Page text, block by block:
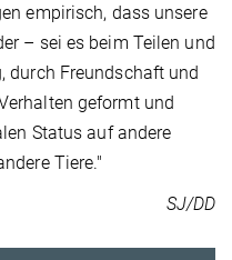
empirisch, dass unsere
– sei es beim Teilen und
durch Freundschaft und
geformt und
Status auf andere
Tiere."
SJ/DD